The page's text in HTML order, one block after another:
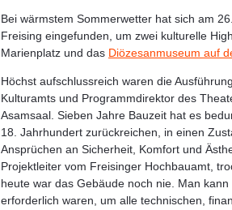
Bei wärmstem Sommerwetter hat sich am
Freising eingefunden, um zwei kulturelle
Marienplatz und das Diözesanmuseum auf
Höchst aufschlussreich waren die
Kulturamts und Programmdirektor des
Asamsaal. Sieben Jahre Bauzeit hat es
18. Jahrhundert zurückreichen, in einen
Ansprüchen an Sicherheit, Komfort und
Projektleiter vom Freisinger Hochbauamt,
heute war das Gebäude noch nie. Man
erforderlich waren, um alle technischen,